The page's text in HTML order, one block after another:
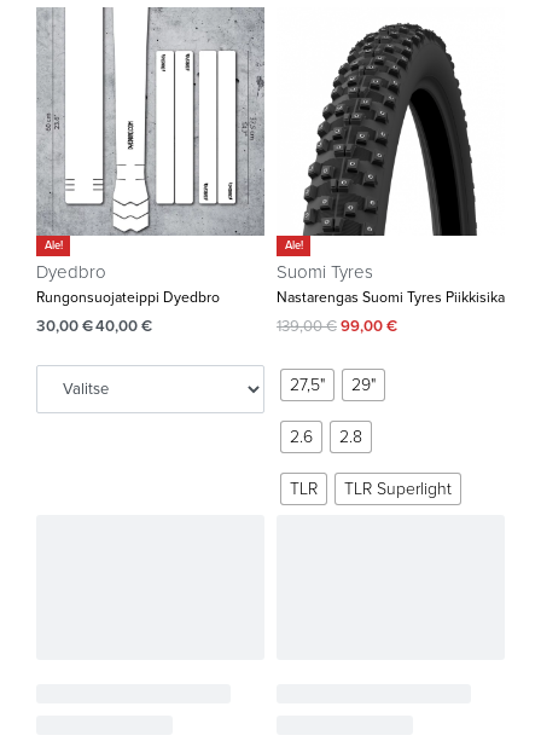
Ale!
Dyedbro
Rungonsuojateippi Dyedbro
30,00€40,00€
Ale!
Suomi Tyres
Nastarengas Suomi Tyres Piikkisika
139,00€99,00€
27,5" 29"
2.6 2.8
TLR TLR Superlight